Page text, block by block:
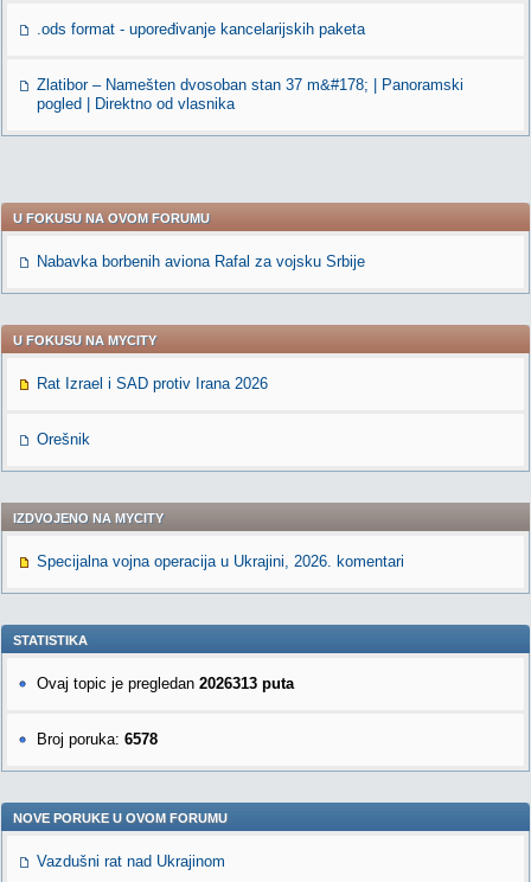
.ods format - upoređivanje kancelarijskih paketa
Zlatibor – Namešten dvosoban stan 37 m&#178; | Panoramski
pogled | Direktno od vlasnika
U FOKUSU NA OVOM FORUMU
Nabavka borbenih aviona Rafal za vojsku Srbije
U FOKUSU NA MYCITY
Rat Izrael i SAD protiv Irana 2026
Orešnik
IZDVOJENO NA MYCITY
Specijalna vojna operacija u Ukrajini, 2026. komentari
STATISTIKA
Ovaj topic je pregledan 2026313 puta
Broj poruka: 6578
NOVE PORUKE U OVOM FORUMU
Vazdušni rat nad Ukrajinom